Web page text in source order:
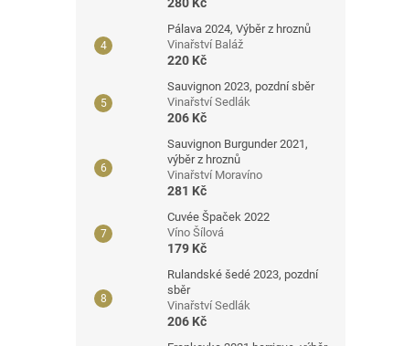
Pálava 2024, Výběr z hroznů
Vinařství Baláž
220 Kč
Sauvignon 2023, pozdní sběr
Vinařství Sedlák
206 Kč
Sauvignon Burgunder 2021,
výběr z hroznů
Vinařství Moravíno
281 Kč
Cuvée Špaček 2022
Víno Šílová
179 Kč
Rulandské šedé 2023, pozdní
sběr
Vinařství Sedlák
206 Kč